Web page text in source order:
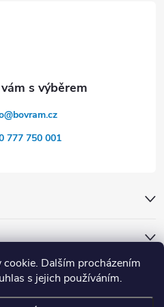
Dalším procházením
s jejich používáním.
@bovram.cz
777 750 001